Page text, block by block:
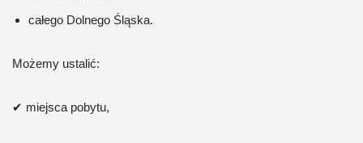
całego Dolnego Śląska.
Możemy ustalić:
✔ miejsca pobytu,